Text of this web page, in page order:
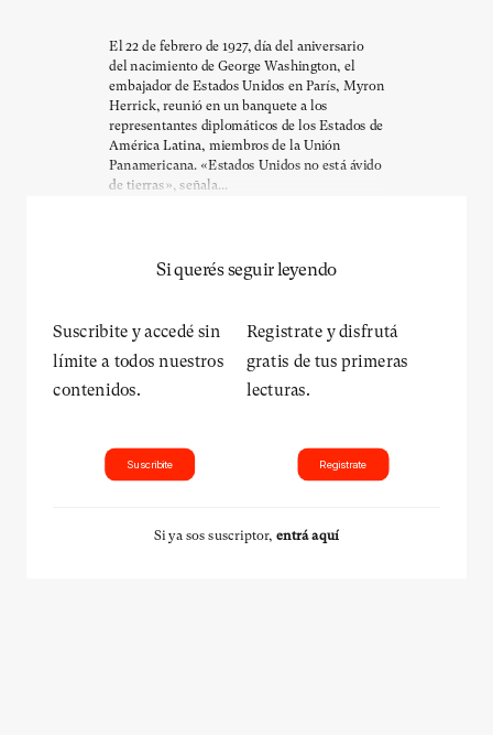
El 22 de febrero de 1927, día del aniversario
del nacimiento de George Washington, el
embajador de Estados Unidos en París, Myron
Herrick, reunió en un banquete a los
representantes diplomáticos de los Estados de
América Latina, miembros de la Unión
Panamericana. «Estados Unidos no está ávido
de tierras», señala...
Si querés seguir leyendo
Suscribite y accedé sin
límite a todos nuestros
contenidos.
Suscribite
Registrate y disfrutá
gratis de tus primeras
lecturas.
Registrate
Si ya sos suscriptor, entrá aquí